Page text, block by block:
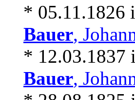
* 05.11.1826
Bauer,
* 12.03.1837
Bauer,